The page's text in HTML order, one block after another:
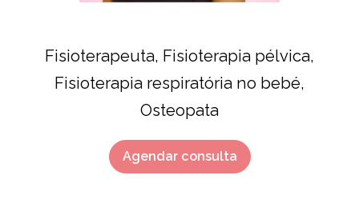
Fisioterapeuta, Fisioterapia pélvica,
Fisioterapia respiratória no bebé,
Osteopata
Agendar consulta